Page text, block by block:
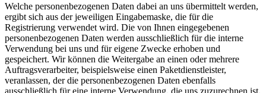
Welche personenbezogenen Daten dabei an uns übermittelt werden,
ergibt sich aus der jeweiligen Eingabemaske, die für die
Registrierung verwendet wird. Die von Ihnen eingegebenen
personenbezogenen Daten werden ausschließlich für die interne
Verwendung bei uns und für eigene Zwecke erhoben und
gespeichert. Wir können die Weitergabe an einen oder mehrere
Auftragsverarbeiter, beispielsweise einen Paketdienstleister,
veranlassen, der die personenbezogenen Daten ebenfalls
ausschließlich für eine interne Verwendung, die uns zuzurechnen ist,